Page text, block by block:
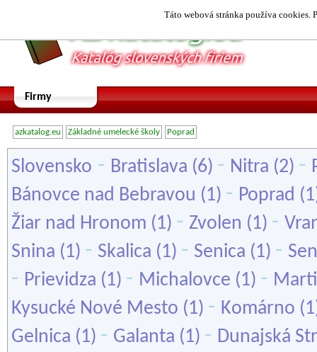
Táto webová stránka používa cookies.
Firmy
azkatalog.eu Základné umelecké školy Poprad
Slovensko - Bratislava (6) - Nitra (2) -
Bánovce nad Bebravou (1) - Poprad
Žiar nad Hronom (1) - Zvolen (1) -
Snina (1) - Skalica (1) - Senica (1) -
- Prievidza (1) - Michalovce (1) -
Kysucké Nové Mesto (1) - Komárno
Gelnica (1) - Galanta (1) - Dunajská